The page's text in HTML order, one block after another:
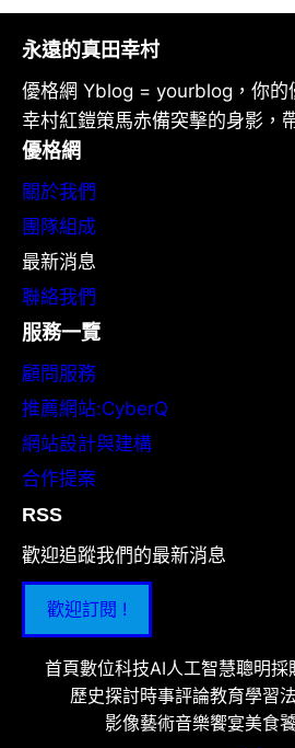
永遠的真田幸村
優格網 Yblog = yourblog，你的
幸村紅鎧策馬赤備突擊的身影，
優格網
關於我們
團隊組成
最新消息
聯絡我們
服務一覽
顧問服務
推薦網站:CyberQ
網站設計與建構
合作提案
RSS
歡迎追蹤我們的最新消息
歡迎訂閱 !
首頁數位科技AI人工智慧聰明採
歷史探討時事評論教育學習
影像藝術音樂饗宴美食